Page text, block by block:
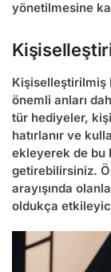
yönetilmesine
Kişiselleştirilmiş
önemli anları
tür hediyeler,
hatırlanır ve
ekleyerek de bu
getirebilirsiniz.
arayışında
oldukça